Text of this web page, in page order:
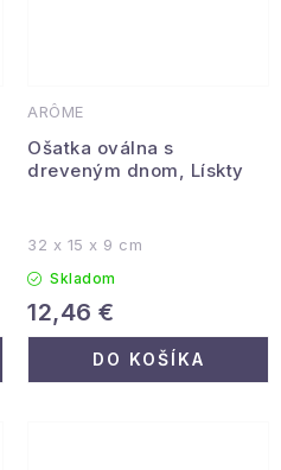
ARÔME
Ošatka oválna s
dreveným dnom, Lískty
32 x 15 x 9 cm
Skladom
12,46 €
DO KOŠÍKA